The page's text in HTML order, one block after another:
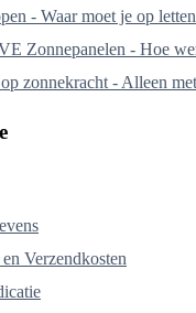
- Waar moet je op
Zonnepanelen - Hoe
zonnekracht - Alleen
Verzendkosten